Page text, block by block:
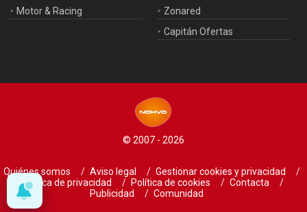
Motor & Racing
Zonared
Capitán Ofertas
© 2007 - 2026
Quiénes somos Aviso legal
Gestionar cookies y privacidad
Política de privacidad
Política de cookies
Contacta
Publicidad
Comunidad